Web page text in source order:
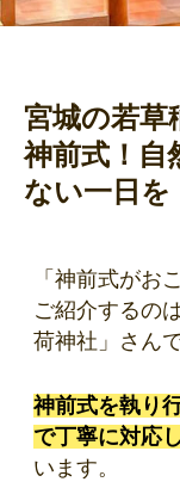
宮城の若草
神前式！自
ない一日を
「神前式がお
ご紹介するの
荷神社」さんで
神前式を執り
で丁寧に対応
います。